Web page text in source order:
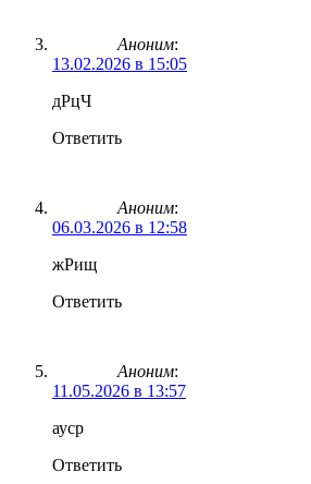
Аноним:
13.02.2026 в 15:05
дРцЧ
Ответить
Аноним:
06.03.2026 в 12:58
жРищ
Ответить
Аноним:
11.05.2026 в 13:57
ауср
Ответить